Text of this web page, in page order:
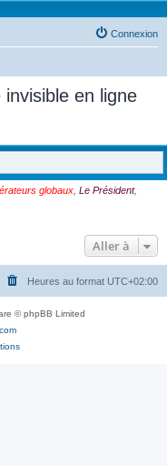
Connexion
en ligne
globaux Le Président,
Aller à
Heures au format UTC+02:00
© phpBB Limited